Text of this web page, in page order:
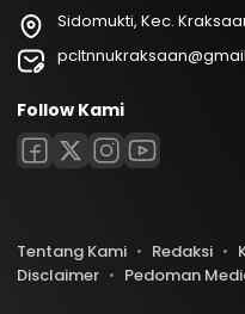
Sidomukti, Kec.
Follow Kami
Tentang Kami Redaksi
Disclaimer
Pedoman